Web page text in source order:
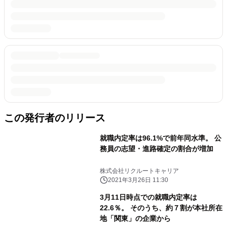
この発行者のリリース
就職内定率は96.1%で前年同水準。 公
務員の志望・進路確定の割合が増加
株式会社リクルートキャリア
2021年3月26日 11:30
3月11日時点での就職内定率は
22.6％。 そのうち、約７割が本社所在
地「関東」の企業から